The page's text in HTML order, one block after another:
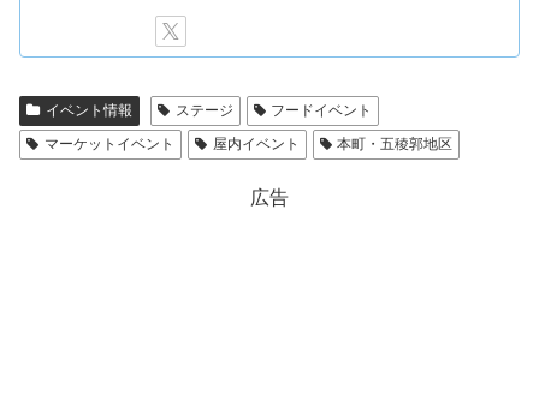
イベント情報 ステージ
フードイベント
マーケットイベント
屋内イベント 本町・五稜郭地区
広告